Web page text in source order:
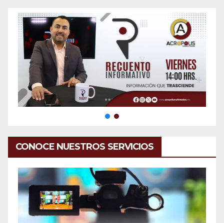
CONOCE NUESTROS SERVICIOS